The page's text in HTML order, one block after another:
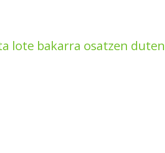
lote bakarra osatzen